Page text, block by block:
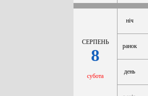
СЕРПЕНЬ
8
субота
ніч
ранок
день